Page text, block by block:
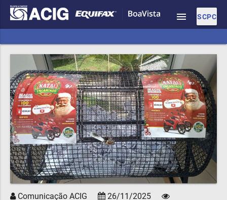
SCPC
menu
Comunicação ACIG
26/11/2025